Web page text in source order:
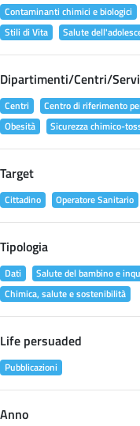
Contaminanti chimici e biologici
Stili di Vita
Salute
Dipartimenti/Centri/
Centri Centro di riferimento
Obesità
Sicurezza chimico-
Target
Cittadino Operatore Sanitario
Tipologia
Dati
Salute del bambino e
Chimica, salute e sostenibilità
Life persuaded
Pubblicazioni
Anno